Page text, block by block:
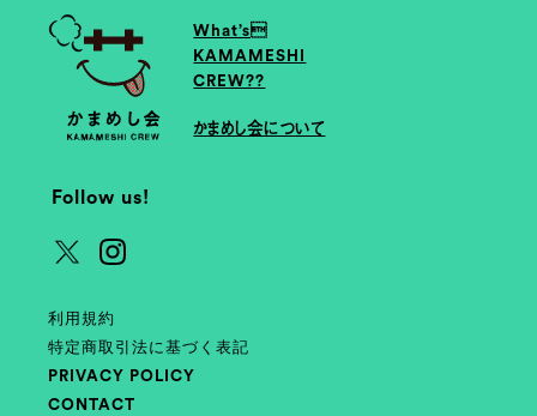
What’s
KAMAMESHI
CREW??
かまめし会について
Follow us!
利用規約
特定商取引法に基づく表記
PRIVACY POLICY
CONTACT